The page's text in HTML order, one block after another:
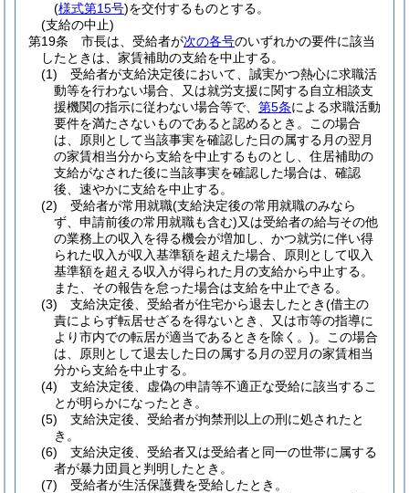
(様式第15号)を交付するものとする。
(支給の中止)
第19条
市長は、受給者が次の各号のいずれかの要件に該当
したときは、家賃補助の支給を中止する。
(1)
受給者が支給決定後において、誠実かつ熱心に求職活
動等を行わない場合、又は就労支援に関する自立相談支
援機関の指示に従わない場合等で、 第5条による求職活動
要件を満たさないものであると認めるとき。
この場合
は、原則として当該事実を確認した日の属する月の翌月
の家賃相当分から支給を中止するものとし、住居補助の
支給がなされた後に当該事実を確認した場合は、確認
後、速やかに支給を中止する。
(2)
受給者が常用就職(支給決定後の常用就職のみなら
ず、申請前後の常用就職も含む)又は受給者の給与その他
の業務上の収入を得る機会が増加し、かつ就労に伴い得
られた収入が収入基準額を超えた場合、原則として収入
基準額を超える収入が得られた月の支給から中止する。
また、その報告を怠った場合は支給を中止できる。
(3)
支給決定後、受給者が住宅から退去したとき(借主の
責によらず転居せざるを得ないとき、又は市等の指導に
より市内での転居が適当であるときを除く。)。
この場合
は、原則として退去した日の属する月の翌月の家賃相当
分から支給を中止する。
(4)
支給決定後、虚偽の申請等不適正な受給に該当するこ
とが明らかになったとき。
(5)
支給決定後、受給者が拘禁刑以上の刑に処されたと
き。
(6)
支給決定後、受給者又は受給者と同一の世帯に属する
者が暴力団員と判明したとき。
(7)
受給者が生活保護費を受給したとき。